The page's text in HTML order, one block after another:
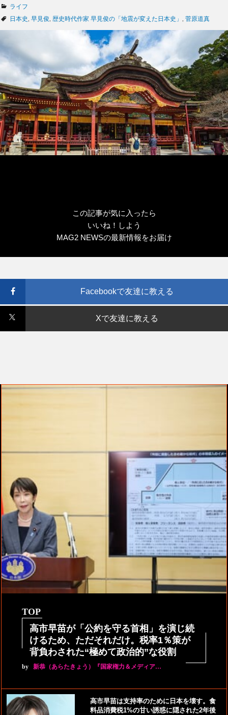
カ
テ
ライフ
タ
日本史 早見俊 歴史時代作家 早見俊の「地震が変えた日本史」 菅原道真
この記事が気に入ったら
いいね！しよう
MAG2 NEWSの最新情報をお届け
Facebookで友達に教える
Xで友達に教える
TOP
高市早苗が「公約を守る首相」を演じ続
けるため、ただそれだけ。税率1％策が
背負わされた“極めて政治的”な役割
by 新恭（あらたきょう）『国家権力＆メディア…
高市早苗は支持率のために日本を壊す。食
料品消費税1%の甘い誘惑に隠された2年後